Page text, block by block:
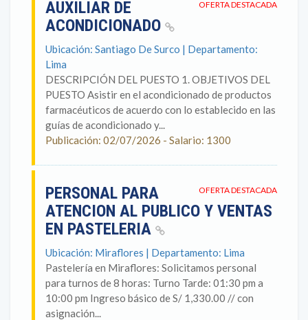
OFERTA DESTACADA
AUXILIAR DE
ACONDICIONADO
Ubicación: Santiago De Surco | Departamento:
Lima
DESCRIPCIÓN DEL PUESTO 1. OBJETIVOS DEL
PUESTO Asistir en el acondicionado de productos
farmacéuticos de acuerdo con lo establecido en las
guías de acondicionado y...
Publicación: 02/07/2026 - Salario: 1300
OFERTA DESTACADA
PERSONAL PARA
ATENCION AL PUBLICO Y VENTAS
EN PASTELERIA
Ubicación: Miraflores | Departamento: Lima
Pastelería en Miraflores: Solicitamos personal
para turnos de 8 horas: Turno Tarde: 01:30 pm a
10:00 pm Ingreso básico de S/ 1,330.00 // con
asignación...